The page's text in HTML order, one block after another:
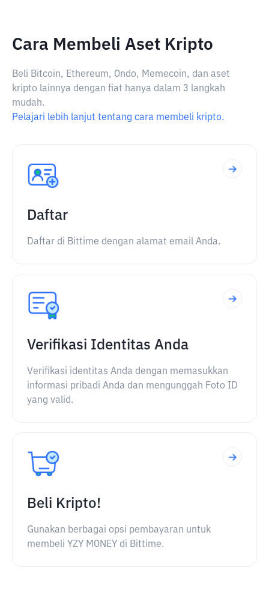
Cara Membeli Aset Kripto
Beli Bitcoin, Ethereum, Ondo, Memecoin, dan aset
kripto lainnya dengan fiat hanya dalam 3 langkah
mudah.
Pelajari lebih lanjut tentang cara membeli kripto.
Daftar
Daftar di Bittime dengan alamat email Anda.
Verifikasi Identitas Anda
Verifikasi identitas Anda dengan memasukkan
informasi pribadi Anda dan mengunggah Foto ID
yang valid.
Beli Kripto!
Gunakan berbagai opsi pembayaran untuk
membeli YZY MONEY di Bittime.